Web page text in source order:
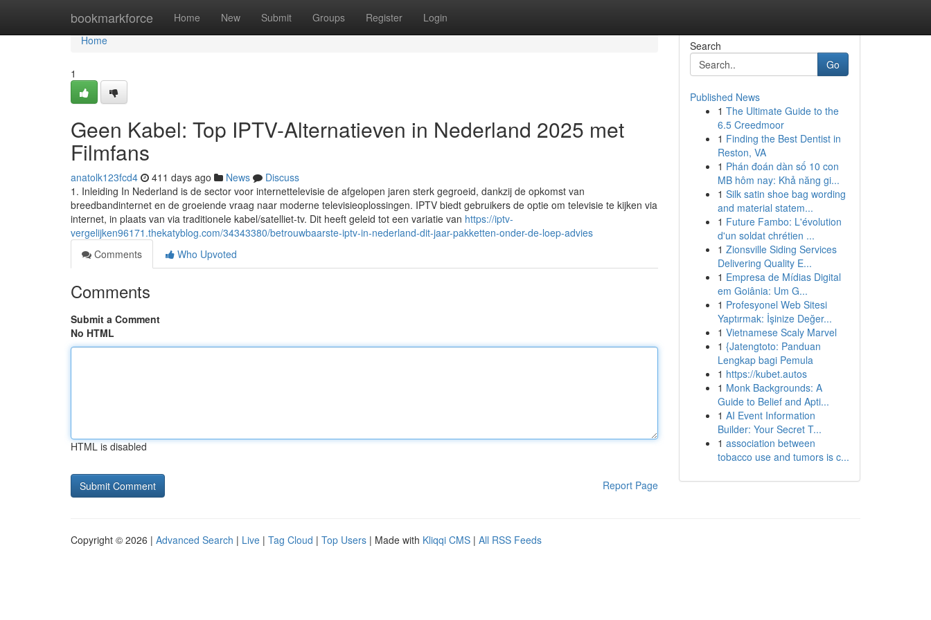
bookmarkforce Home New Submit Groups Register Login
Home
Home
1
Geen Kabel: Top IPTV-Alternatieven in Nederland 2025 met
Filmfans
anatolk123fcd4 411 days ago News
Discuss
1. Inleiding In Nederland is de sector voor internettelevisie de afgelopen jaren sterk gegroeid, dankzij de opkomst van
breedbandinternet en de groeiende vraag naar moderne televisieoplossingen. IPTV biedt gebruikers de optie om televisie te kijken via
internet, in plaats van via traditionele kabel/satelliet-tv. Dit heeft geleid tot een variatie van https://iptv-
vergelijken96171.thekatyblog.com/34343380/betrouwbaarste-iptv-in-nederland-dit-jaar-pakketten-onder-de-loep-advies
Comments
Who Upvoted
Comments
Submit a Comment
No HTML
HTML is disabled
Report Page
Search
Go
Published News
1 The Ultimate Guide to the
6.5 Creedmoor
1 Finding the Best Dentist in
Reston, VA
1 Phán đoán dàn số 10 con
MB hôm nay: Khả năng gi...
1 Silk satin shoe bag wording
and material statem...
1 Future Fambo: L'évolution
d'un soldat chrétien ...
1 Zionsville Siding Services
Delivering Quality E...
1 Empresa de Mídias Digital
em Goiânia: Um G...
1 Profesyonel Web Sitesi
Yaptırmak: İşinize Değer...
1 Vietnamese Scaly Marvel
1 {Jatengtoto: Panduan
Lengkap bagi Pemula
1 https://kubet.autos
1 Monk Backgrounds: A
Guide to Belief and Apti...
1 AI Event Information
Builder: Your Secret T...
1 association between
tobacco use and tumors is c...
Copyright © 2026 | Advanced Search | Live | Tag Cloud | Top Users | Made with Kliqqi CMS | All RSS Feeds